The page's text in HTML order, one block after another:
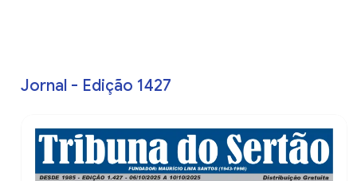
Jornal - Edição 1427